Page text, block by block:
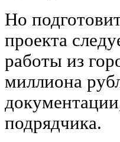
Но
проекта
работы из
миллиона
подрядчика.